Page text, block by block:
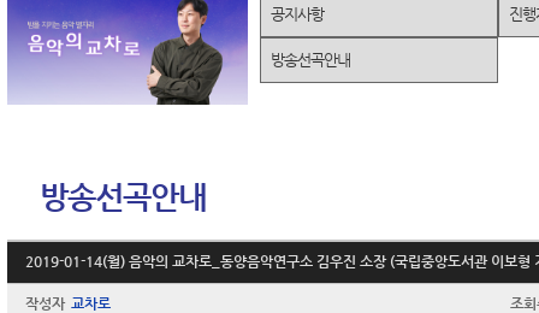
방송선곡안내
2019-01-14(월) 음악의 교차로_동양음악연구소 김우진 소장 (국립중앙도서관 이보형
작성자 교차로 조
공지사항 진
방송선곡안내